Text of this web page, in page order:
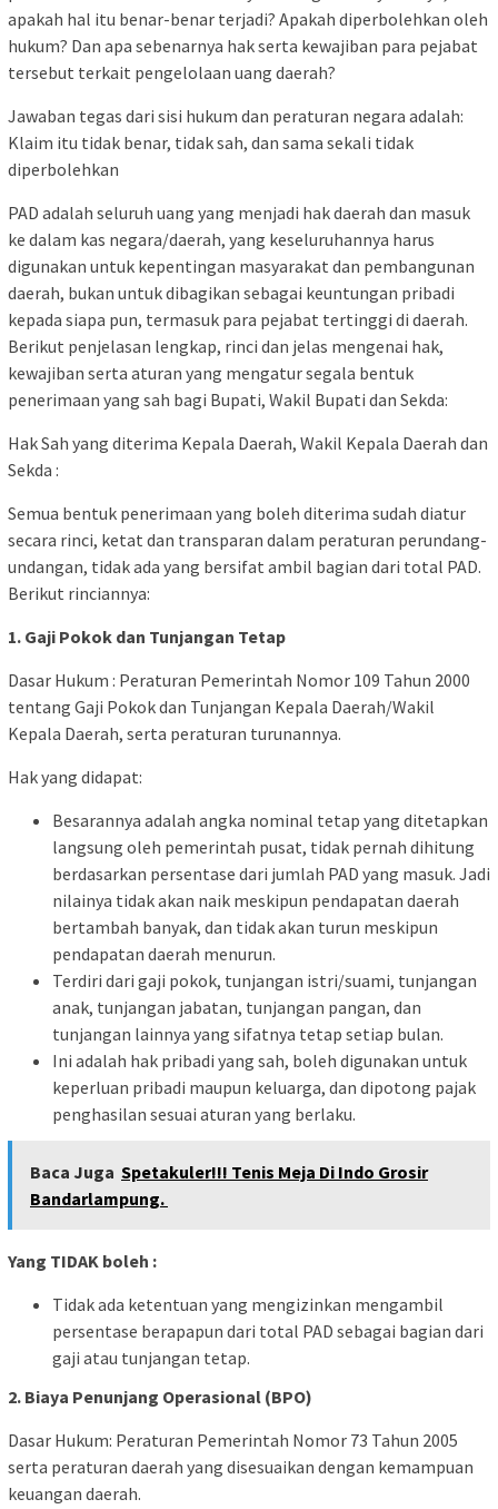
apakah hal itu benar-benar terjadi? Apakah diperbolehkan oleh
hukum? Dan apa sebenarnya hak serta kewajiban para pejabat
tersebut terkait pengelolaan uang daerah?
Jawaban tegas dari sisi hukum dan peraturan negara adalah:
Klaim itu tidak benar, tidak sah, dan sama sekali tidak
diperbolehkan
PAD adalah seluruh uang yang menjadi hak daerah dan masuk
ke dalam kas negara/daerah, yang keseluruhannya harus
digunakan untuk kepentingan masyarakat dan pembangunan
daerah, bukan untuk dibagikan sebagai keuntungan pribadi
kepada siapa pun, termasuk para pejabat tertinggi di daerah.
Berikut penjelasan lengkap, rinci dan jelas mengenai hak,
kewajiban serta aturan yang mengatur segala bentuk
penerimaan yang sah bagi Bupati, Wakil Bupati dan Sekda:
Hak Sah yang diterima Kepala Daerah, Wakil Kepala Daerah dan
Sekda :
Semua bentuk penerimaan yang boleh diterima sudah diatur
secara rinci, ketat dan transparan dalam peraturan perundang-
undangan, tidak ada yang bersifat ambil bagian dari total PAD.
Berikut rinciannya:
1. Gaji Pokok dan Tunjangan Tetap
Dasar Hukum : Peraturan Pemerintah Nomor 109 Tahun 2000
tentang Gaji Pokok dan Tunjangan Kepala Daerah/Wakil
Kepala Daerah, serta peraturan turunannya.
Hak yang didapat:
Besarannya adalah angka nominal tetap yang ditetapkan
langsung oleh pemerintah pusat, tidak pernah dihitung
berdasarkan persentase dari jumlah PAD yang masuk. Jadi
nilainya tidak akan naik meskipun pendapatan daerah
bertambah banyak, dan tidak akan turun meskipun
pendapatan daerah menurun.
Terdiri dari gaji pokok, tunjangan istri/suami, tunjangan
anak, tunjangan jabatan, tunjangan pangan, dan
tunjangan lainnya yang sifatnya tetap setiap bulan.
Ini adalah hak pribadi yang sah, boleh digunakan untuk
keperluan pribadi maupun keluarga, dan dipotong pajak
penghasilan sesuai aturan yang berlaku.
Baca Juga Spetakuler!!! Tenis Meja Di Indo Grosir
Bandarlampung.
Yang TIDAK boleh :
Tidak ada ketentuan yang mengizinkan mengambil
persentase berapapun dari total PAD sebagai bagian dari
gaji atau tunjangan tetap.
2. Biaya Penunjang Operasional (BPO)
Dasar Hukum: Peraturan Pemerintah Nomor 73 Tahun 2005
serta peraturan daerah yang disesuaikan dengan kemampuan
keuangan daerah.